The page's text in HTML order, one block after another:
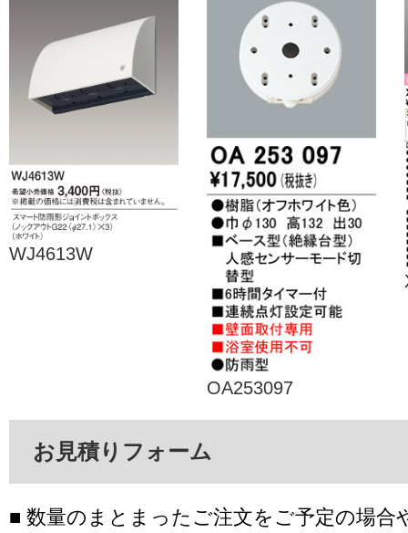
WJ4613W
OA253097
お見積りフォーム
■ 数量のまとまったご注文をご予定の場合